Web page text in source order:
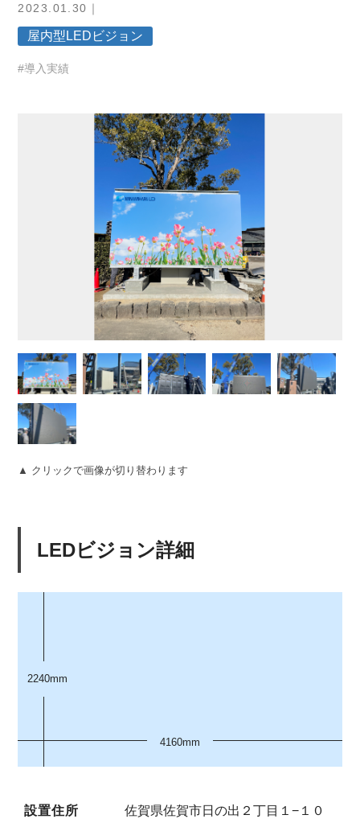
2023.01.30｜
屋内型LEDビジョン
#導入実績
▲ クリックで画像が切り替わります
LEDビジョン詳細
2240mm
4160mm
設置住所 佐賀県佐賀市日の出２丁目１−１０